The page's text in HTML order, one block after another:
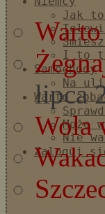
Jak
I to
Samochody
Na
Warto
Może
Nie
Zaloguj
lipca
Wola